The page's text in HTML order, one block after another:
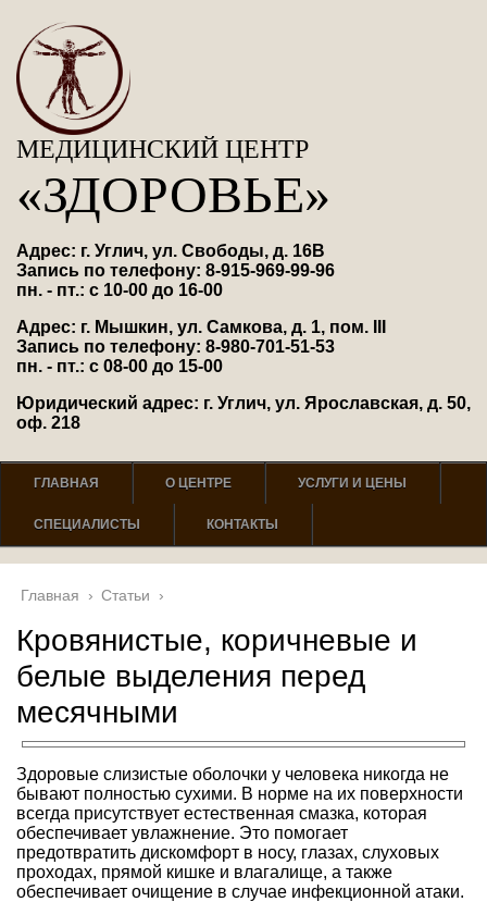
МЕДИЦИНСКИЙ ЦЕНТР
«ЗДОРОВЬЕ»
Адрес: г. Углич, ул. Свободы, д. 16В
Запись по телефону: 8-915-969-99-96
пн. - пт.: с 10-00 до 16-00
Адрес: г. Мышкин, ул. Самкова, д. 1, пом. III
Запись по телефону: 8-980-701-51-53
пн. - пт.: с 08-00 до 15-00
Юридический адрес: г. Углич, ул. Ярославская, д. 50,
оф. 218
ГЛАВНАЯ О ЦЕНТРЕ УСЛУГИ И ЦЕНЫ
СПЕЦИАЛИСТЫ КОНТАКТЫ
Главная › Статьи ›
Кровянистые, коричневые и
белые выделения перед
месячными
Здоровые слизистые оболочки у человека никогда не
бывают полностью сухими. В норме на их поверхности
всегда присутствует естественная смазка, которая
обеспечивает увлажнение. Это помогает
предотвратить дискомфорт в носу, глазах, слуховых
проходах, прямой кишке и влагалище, а также
обеспечивает очищение в случае инфекционной атаки.